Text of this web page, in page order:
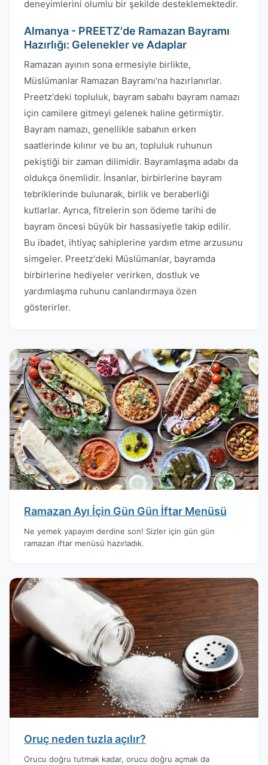
deneyimlerini olumlu bir şekilde desteklemektedir.
Almanya - PREETZ'de Ramazan Bayramı
Hazırlığı: Gelenekler ve Adaplar
Ramazan ayının sona ermesiyle birlikte,
Müslümanlar Ramazan Bayramı'na hazırlanırlar.
Preetz'deki topluluk, bayram sabahı bayram namazı
için camilere gitmeyi gelenek haline getirmiştir.
Bayram namazı, genellikle sabahın erken
saatlerinde kılınır ve bu an, topluluk ruhunun
pekiştiği bir zaman dilimidir. Bayramlaşma adabı da
oldukça önemlidir. İnsanlar, birbirlerine bayram
tebriklerinde bulunarak, birlik ve beraberliği
kutlarlar. Ayrıca, fitrelerin son ödeme tarihi de
bayram öncesi büyük bir hassasiyetle takip edilir.
Bu ibadet, ihtiyaç sahiplerine yardım etme arzusunu
simgeler. Preetz'deki Müslümanlar, bayramda
birbirlerine hediyeler verirken, dostluk ve
yardımlaşma ruhunu canlandırmaya özen
gösterirler.
Ramazan Ayı İçin Gün Gün İftar Menüsü
Ne yemek yapayım derdine son! Sizler için gün gün
ramazan iftar menüsü hazırladık.
Oruç neden tuzla açılır?
Orucu doğru tutmak kadar, orucu doğru açmak da